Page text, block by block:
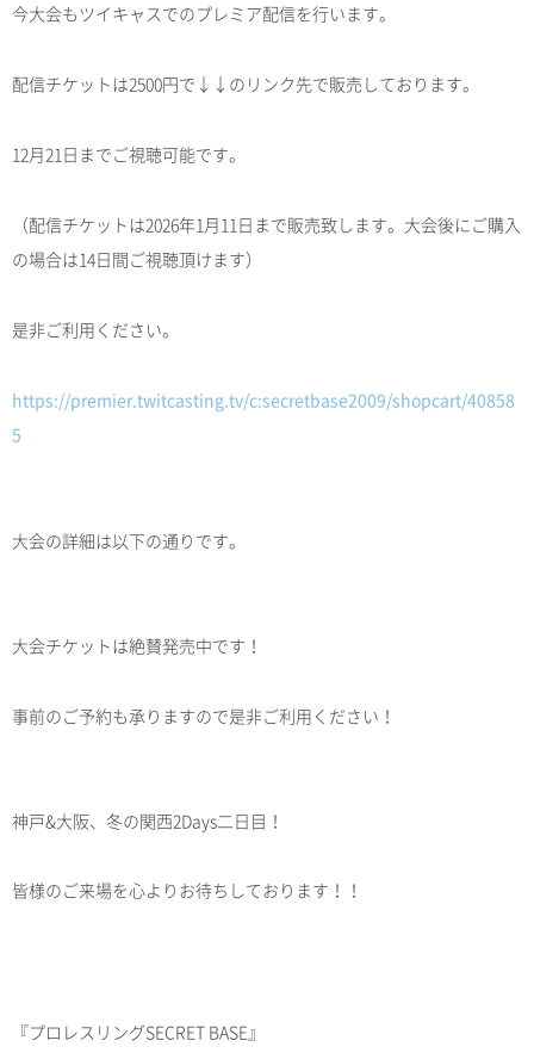
今大会もツイキャスでのプレミア配信を行います。
配信チケットは2500円で↓↓のリンク先で販売しております。
12月21日までご視聴可能です。
（配信チケットは2026年1月11日まで販売致します。大会後にご購入
の場合は14日間ご視聴頂けます）
是非ご利用ください。
https://premier.twitcasting.tv/c:secretbase2009/shopcart/40858
5
大会の詳細は以下の通りです。
大会チケットは絶賛発売中です！
事前のご予約も承りますので是非ご利用ください！
神戸&大阪、冬の関西2Days二日目！
皆様のご来場を心よりお待ちしております！！
『プロレスリングSECRET BASE』